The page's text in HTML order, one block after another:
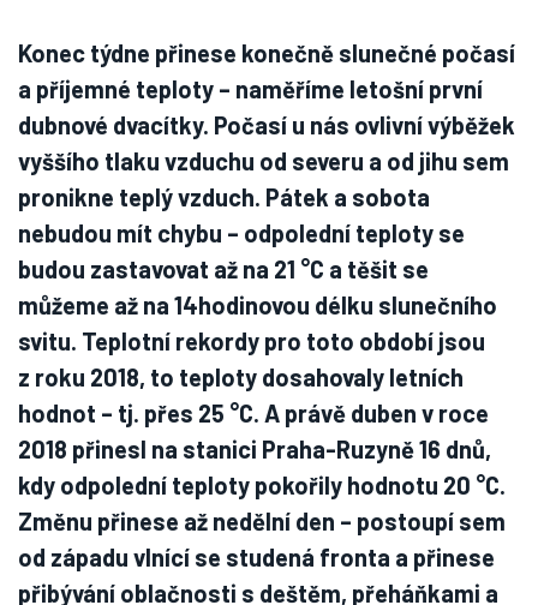
Konec týdne přinese konečně slunečné počasí
a příjemné teploty – naměříme letošní první
dubnové dvacítky. Počasí u nás ovlivní výběžek
vyššího tlaku vzduchu od severu a od jihu sem
pronikne teplý vzduch. Pátek a sobota
nebudou mít chybu – odpolední teploty se
budou zastavovat až na 21 °C a těšit se
můžeme až na 14hodinovou délku slunečního
svitu. Teplotní rekordy pro toto období jsou
z roku 2018, to teploty dosahovaly letních
hodnot – tj. přes 25 °C. A právě duben v roce
2018 přinesl na stanici Praha-Ruzyně 16 dnů,
kdy odpolední teploty pokořily hodnotu 20 °C.
Změnu přinese až nedělní den – postoupí sem
od západu vlnící se studená fronta a přinese
přibývání oblačnosti s deštěm, přeháňkami a